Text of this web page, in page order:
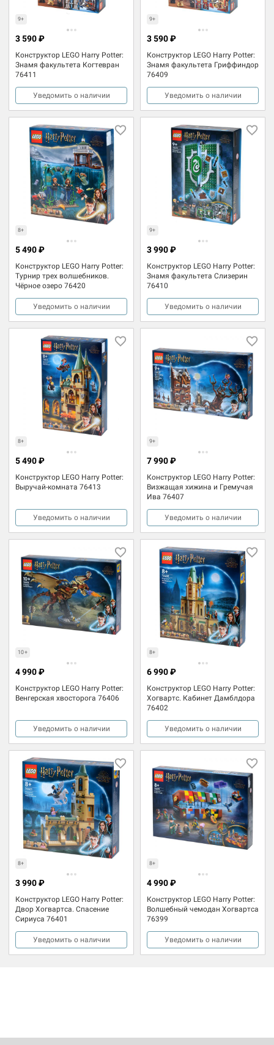
9+
Конструктор LEGO Harry Potter:
Знамя факультета Когтевран
76411
3 590 ₽
Уведомить о наличии
9+
Конструктор LEGO Harry Potter:
Знамя факультета Гриффиндор
76409
3 590 ₽
Уведомить о наличии
8+
Конструктор LEGO Harry Potter:
Турнир трех волшебников.
Чёрное озеро 76420
5 490 ₽
Уведомить о наличии
9+
Конструктор LEGO Harry Potter:
Знамя факультета Слизерин
76410
3 990 ₽
Уведомить о наличии
8+
Конструктор LEGO Harry Potter:
Выручай-комната 76413
5 490 ₽
Уведомить о наличии
9+
Конструктор LEGO Harry Potter:
Визжащая хижина и Гремучая
Ива 76407
7 990 ₽
Уведомить о наличии
10+
Конструктор LEGO Harry Potter:
Венгерская хвосторога 76406
4 990 ₽
Уведомить о наличии
8+
Конструктор LEGO Harry Potter:
Хогвартс. Кабинет Дамблдора
76402
6 990 ₽
Уведомить о наличии
8+
Конструктор LEGO Harry Potter:
Двор Хогвартса. Спасение
Сириуса 76401
3 990 ₽
Уведомить о наличии
8+
Конструктор LEGO Harry Potter:
Волшебный чемодан Хогвартса
76399
4 990 ₽
Уведомить о наличии